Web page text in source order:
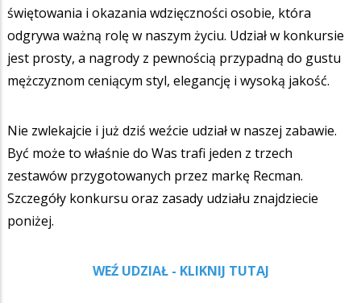
świętowania i okazania wdzięczności osobie, która
odgrywa ważną rolę w naszym życiu. Udział w konkursie
jest prosty, a nagrody z pewnością przypadną do gustu
mężczyznom ceniącym styl, elegancję i wysoką jakość.
Nie zwlekajcie i już dziś weźcie udział w naszej zabawie.
Być może to właśnie do Was trafi jeden z trzech
zestawów przygotowanych przez markę Recman.
Szczegóły konkursu oraz zasady udziału znajdziecie
poniżej.
WEŹ UDZIAŁ - KLIKNIJ TUTAJ